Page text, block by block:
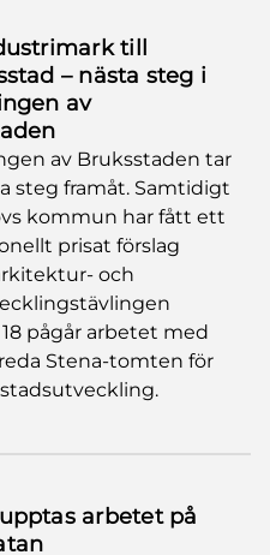
till
– nästa steg i
av
av Bruksstaden tar
steg framåt. Samtidigt
kommun har fått ett
prisat förslag
och
pågår arbetet med
Stena-tomten för
arbetet på